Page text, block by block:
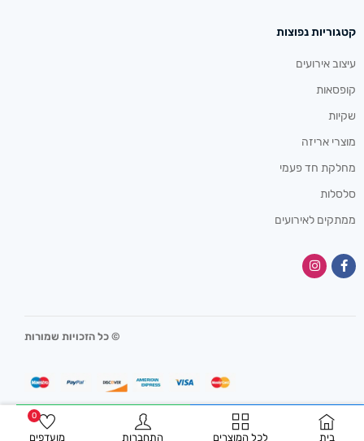
בית לכל המוצרים התחברות מועדפים
0 התקשרו עכשיו
קטגוריות נפוצות
עיצוב אירועים
קופסאות
שקיות
מוצרי אריזה
מחלקת חד פעמי
סלסלות
ממתקים לאירועים
© כל הזכויות שמורות